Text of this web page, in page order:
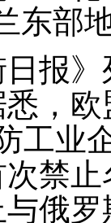
东部
》
，
工业
禁
俄